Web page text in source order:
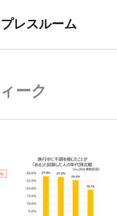
レスルーム
ーク